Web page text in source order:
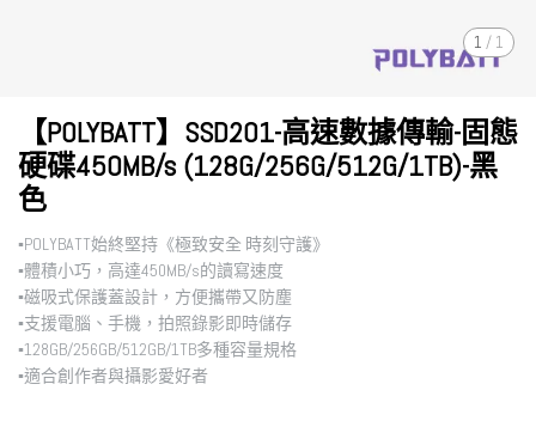
1 / 1
【POLYBATT】SSD201-高速數據傳輸-固態
硬碟450MB/s (128G/256G/512G/1TB)-黑
色
▪︎POLYBATT始終堅持《極致安全 時刻守護》
▪︎體積小巧，高達450MB/s的讀寫速度
▪︎磁吸式保護蓋設計，方便攜帶又防塵
▪︎支援電腦、手機，拍照錄影即時儲存
▪︎128GB/256GB/512GB/1TB多種容量規格
▪︎適合創作者與攝影愛好者